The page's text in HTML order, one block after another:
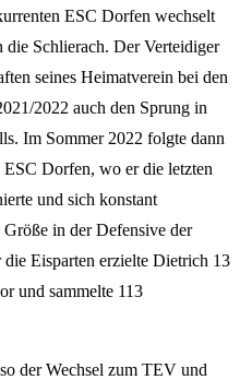
ESC Dorfen wechselt
Schlierach. Der Verteidiger
seines Heimatverein bei den
2022 auch den Sprung in
Im Sommer 2022 folgte dann
Dorfen, wo er die letzten
und sich konstant
in der Defensive der
Eisparten erzielte Dietrich 13
und sammelte 113
der Wechsel zum TEV und